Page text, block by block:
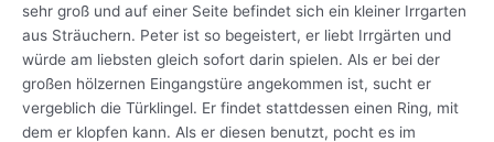
sehr groß und auf einer Seite befindet sich ein kleiner Irrgarten
aus Sträuchern. Peter ist so begeistert, er liebt Irrgärten und
würde am liebsten gleich sofort darin spielen. Als er bei der
großen hölzernen Eingangstüre angekommen ist, sucht er
vergeblich die Türklingel. Er findet stattdessen einen Ring, mit
dem er klopfen kann. Als er diesen benutzt, pocht es im